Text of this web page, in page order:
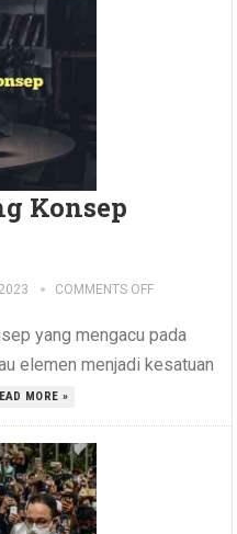
Konsep
COMMENTS OFF
yang mengacu pada
elemen menjadi kesatuan
MORE »